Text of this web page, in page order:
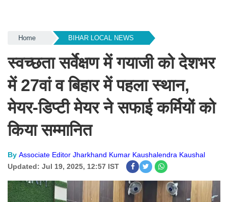
Home BIHAR LOCAL NEWS
स्वच्छता सर्वेक्षण में गयाजी को देशभर
में 27वां व बिहार में पहला स्थान,
मेयर-डिप्टी मेयर ने सफाई कर्मियों को
किया सम्मानित
By Associate Editor Jharkhand Kumar Kaushalendra Kaushal
Updated: Jul 19, 2025, 12:57 IST